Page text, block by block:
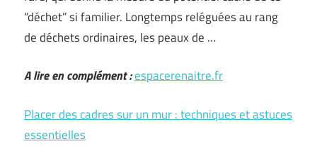
“déchet” si familier. Longtemps reléguées au rang
de déchets ordinaires, les peaux de …
A lire en complément :espacerenaitre.fr
Placer des cadres sur un mur : techniques et astuces
essentielles